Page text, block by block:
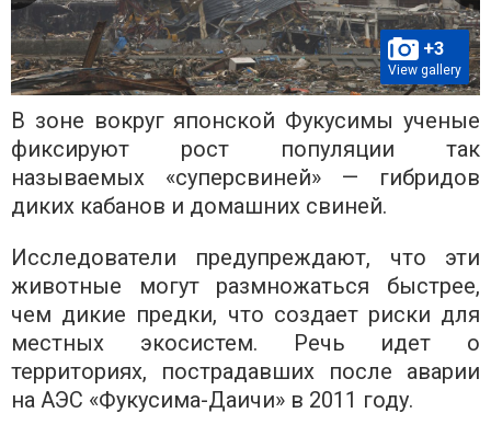
+3
View gallery
В зоне вокруг японской Фукусимы ученые
фиксируют рост популяции так
называемых «суперсвиней» — гибридов
диких кабанов и домашних свиней.
Исследователи предупреждают, что эти
животные могут размножаться быстрее,
чем дикие предки, что создает риски для
местных экосистем. Речь идет о
территориях, пострадавших после аварии
на АЭС «Фукусима-Даичи» в 2011 году.